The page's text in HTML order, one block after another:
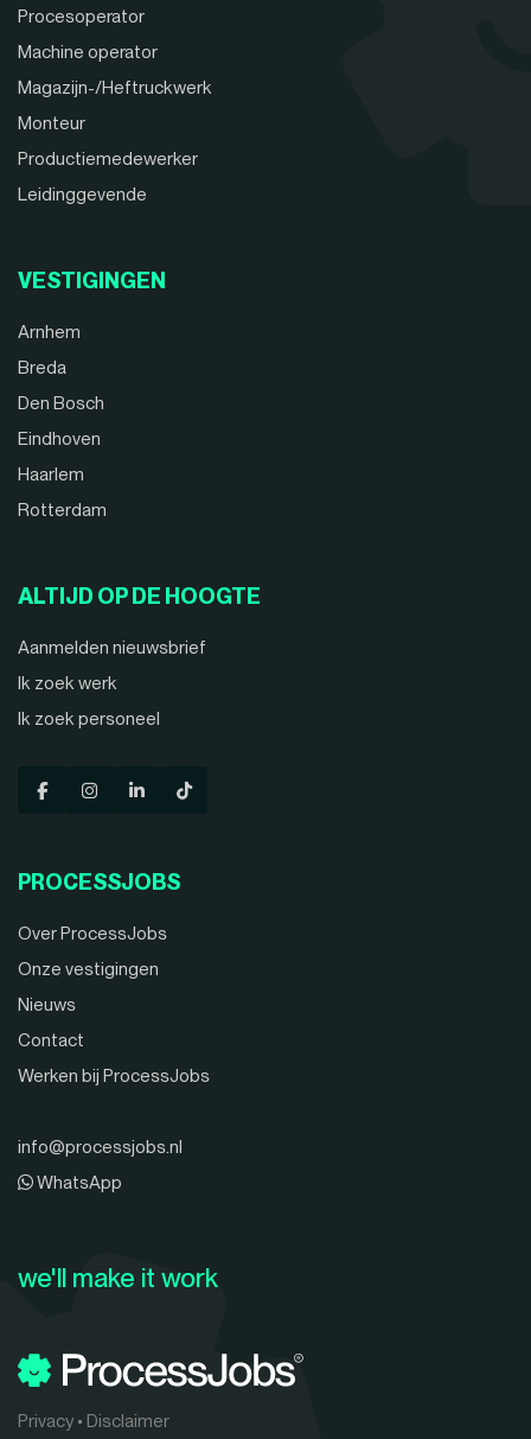
Procesoperator
Machine operator
Magazijn-/Heftruckwerk
Monteur
Productiemedewerker
Leidinggevende
VESTIGINGEN
Arnhem
Breda
Den Bosch
Eindhoven
Haarlem
Rotterdam
ALTIJD OP DE HOOGTE
Aanmelden nieuwsbrief
Ik zoek werk
Ik zoek personeel
PROCESSJOBS
Over ProcessJobs
Onze vestigingen
Nieuws
Contact
Werken bij ProcessJobs
info@processjobs.nl
WhatsApp
Privacy• Disclaimer
we'll make it work